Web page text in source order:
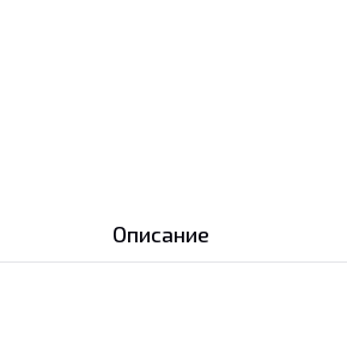
Описание